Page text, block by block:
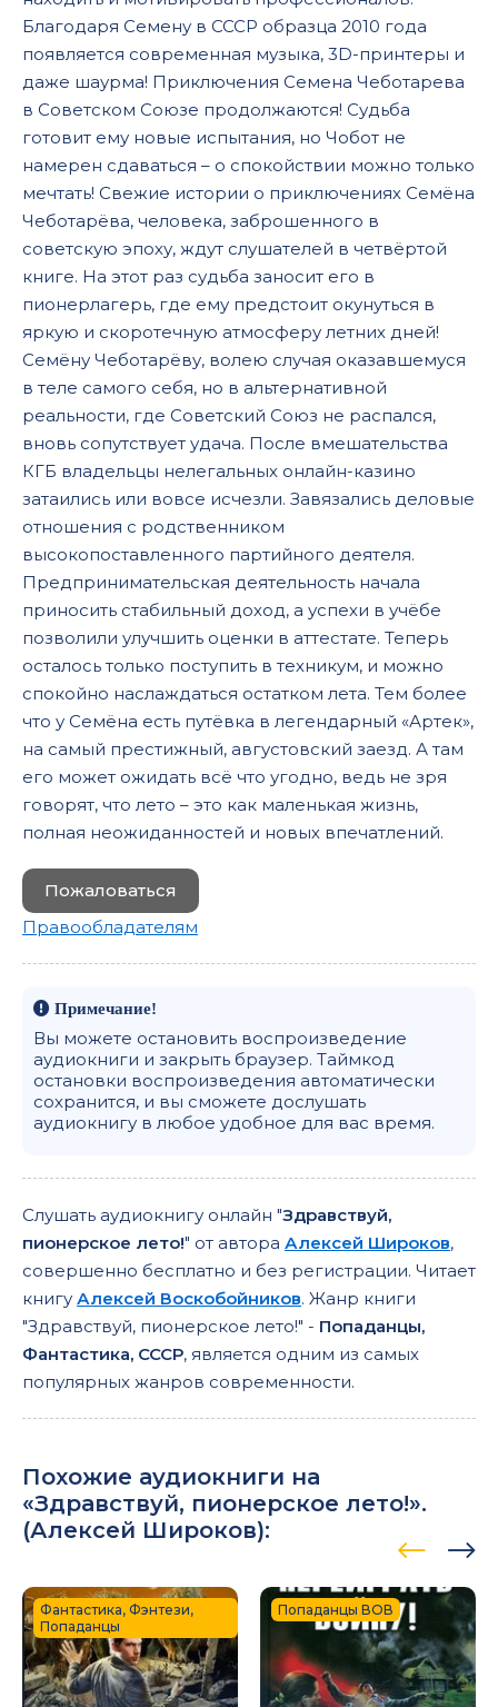
Благодаря Семену в СССР образца 2010 года
появляется современная музыка, 3D-принтеры и
даже шаурма! Приключения Семена Чеботарева
в Советском Союзе продолжаются! Судьба
готовит ему новые испытания, но Чобот не
намерен сдаваться – о спокойствии можно только
мечтать! Свежие истории о приключениях Семёна
Чеботарёва, человека, заброшенного в
советскую эпоху, ждут слушателей в четвёртой
книге. На этот раз судьба заносит его в
пионерлагерь, где ему предстоит окунуться в
яркую и скоротечную атмосферу летних дней!
Семёну Чеботарёву, волею случая оказавшемуся
в теле самого себя, но в альтернативной
реальности, где Советский Союз не распался,
вновь сопутствует удача. После вмешательства
КГБ владельцы нелегальных онлайн-казино
затаились или вовсе исчезли. Завязались деловые
отношения с родственником
высокопоставленного партийного деятеля.
Предпринимательская деятельность начала
приносить стабильный доход, а успехи в учёбе
позволили улучшить оценки в аттестате. Теперь
осталось только поступить в техникум, и можно
спокойно наслаждаться остатком лета. Тем более
что у Семёна есть путёвка в легендарный «Артек»,
на самый престижный, августовский заезд. А там
его может ожидать всё что угодно, ведь не зря
говорят, что лето – это как маленькая жизнь,
полная неожиданностей и новых впечатлений.
Пожаловаться
Правообладателям
Примечание!
Вы можете остановить воспроизведение
аудиокниги и закрыть браузер. Таймкод
остановки воспроизведения автоматически
сохранится, и вы сможете дослушать
аудиокнигу в любое удобное для вас время.
Слушать аудиокнигу онлайн "Здравствуй,
пионерское лето!" от автора Алексей Широков,
совершенно бесплатно и без регистрации. Читает
книгу Алексей Воскобойников. Жанр книги
"Здравствуй, пионерское лето!" - Попаданцы,
Фантастика, СССР, является одним из самых
популярных жанров современности.
Похожие аудиокниги на
«Здравствуй, пионерское лето!».
(Алексей Широков):
Фантастика, Фэнтези,
Попаданцы
Попаданцы ВОВ